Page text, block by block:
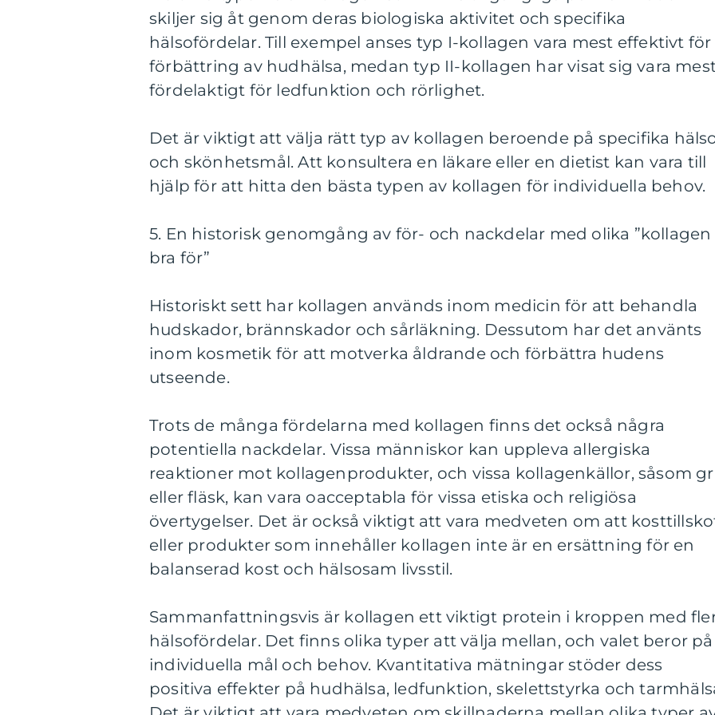
skiljer sig åt genom deras biologiska aktivitet och specifika
hälsofördelar. Till exempel anses typ I-kollagen vara mest effektivt för
förbättring av hudhälsa, medan typ II-kollagen har visat sig vara
fördelaktigt för ledfunktion och rörlighet.
Det är viktigt att välja rätt typ av kollagen beroende på specifika
och skönhetsmål. Att konsultera en läkare eller en dietist kan vara till
hjälp för att hitta den bästa typen av kollagen för individuella behov.
5. En historisk genomgång av för- och nackdelar med olika ”kollagen
bra för”
Historiskt sett har kollagen används inom medicin för att behandla
hudskador, brännskador och sårläkning. Dessutom har det använts
inom kosmetik för att motverka åldrande och förbättra hudens
utseende.
Trots de många fördelarna med kollagen finns det också några
potentiella nackdelar. Vissa människor kan uppleva allergiska
reaktioner mot kollagenprodukter, och vissa kollagenkällor, såsom
eller fläsk, kan vara oacceptabla för vissa etiska och religiösa
övertygelser. Det är också viktigt att vara medveten om att
eller produkter som innehåller kollagen inte är en ersättning för en
balanserad kost och hälsosam livsstil.
Sammanfattningsvis är kollagen ett viktigt protein i kroppen med
hälsofördelar. Det finns olika typer att välja mellan, och valet beror på
individuella mål och behov. Kvantitativa mätningar stöder dess
positiva effekter på hudhälsa, ledfunktion, skelettstyrka och